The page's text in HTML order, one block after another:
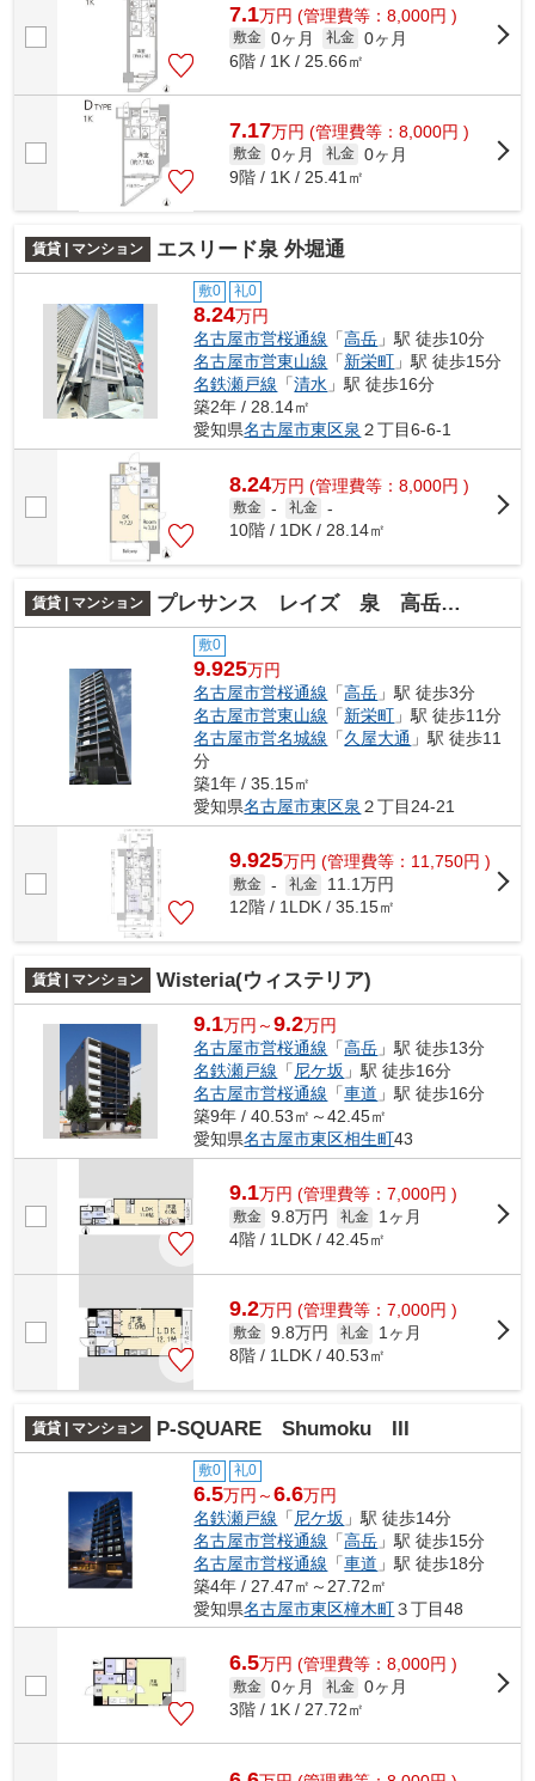
7.1万円 (管理費等：8,000円 )
敷金 0ヶ月 礼金 0ヶ月
6階 / 1K / 25.66㎡
7.17万円 (管理費等：8,000円 )
敷金 0ヶ月 礼金 0ヶ月
9階 / 1K / 25.41㎡
賃貸 | マンション エスリード泉 外堀通
敷0 礼0
8.24万円
名古屋市営桜通線 「高岳 」駅 徒歩10分
名古屋市営東山線 「新栄町 」駅 徒歩15分
名鉄瀬戸線 「清水 」駅 徒歩16分
築2年 / 28.14㎡
愛知県名古屋市東区泉 ２丁目6-6-1
8.24万円 (管理費等：8,000円 )
敷金 - 礼金 -
10階 / 1DK / 28.14㎡
賃貸 | マンション プレサンス レイズ 泉 高岳駅前
敷0
9.925万円
名古屋市営桜通線 「高岳 」駅 徒歩3分
名古屋市営東山線 「新栄町 」駅 徒歩11分
名古屋市営名城線 「久屋大通 」駅 徒歩11
分
築1年 / 35.15㎡
愛知県名古屋市東区泉 ２丁目24-21
9.925万円 (管理費等：11,750円 )
敷金 - 礼金
11.1万円
12階 / 1LDK / 35.15㎡
賃貸 | マンション Wisteria(ウィステリア)
9.1万円～9.2万円
名古屋市営桜通線 「高岳 」駅 徒歩13分
名鉄瀬戸線 「 尼ケ坂 」駅 徒歩16分
名古屋市営桜通線 「車道 」駅 徒歩16分
築9年 / 40.53㎡～42.45㎡
愛知県名古屋市東区相生町43
9.1万円 (管理費等：7,000円 )
敷金 9.8万円 礼金
1ヶ月
4階 / 1LDK / 42.45㎡
9.2万円 (管理費等：7,000円 )
敷金 9.8万円 礼金
1ヶ月
8階 / 1LDK / 40.53㎡
賃貸 | マンション P-SQUARE Shumoku III
敷0 礼0
6.5万円～6.6万円
名鉄瀬戸線 「尼ケ坂 」駅 徒歩14分
名古屋市営桜通線 「高岳 」駅 徒歩15分
名古屋市営桜通線 「車道 」駅 徒歩18分
築4年 / 27.47㎡～27.72㎡
愛知県名古屋市東区橦木町３丁目48
6.5万円 (管理費等：8,000円 )
敷金 0ヶ月 礼金 0ヶ月
3階 / 1K / 27.72㎡